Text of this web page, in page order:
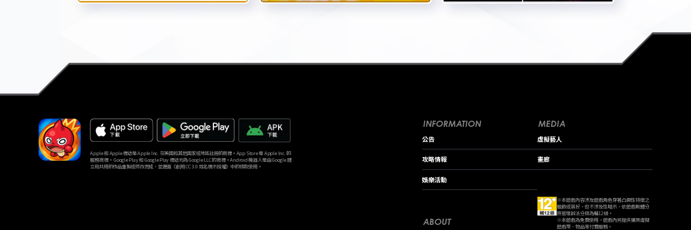
Apple 和 Apple 標誌是 Apple Inc. 在美國和其他國家或地區註冊的商標。App Store 是 Apple Inc. 的
服務商標。 Google Play 和 Google Play 標誌均為 Google LLC 的商標。Android 機器人是由 Google 建
立和共用的作品重製或修改而成，並遵循《創用 CC 3.0 姓名標示授權》中的條款使用。
INFORMATION
公告
攻略情報
娛樂活動
ABOUT
MEDIA
虛擬藝人
畫廊
※本遊戲內容涉及遊戲角色穿著凸顯性特徵之
服飾或裝扮，但不涉及性暗示，依遊戲軟體分
際管理辦法分類為輔12級。
※本遊戲為免費使用，遊戲內另提供購買虛擬
遊戲幣、物品等付費服務。